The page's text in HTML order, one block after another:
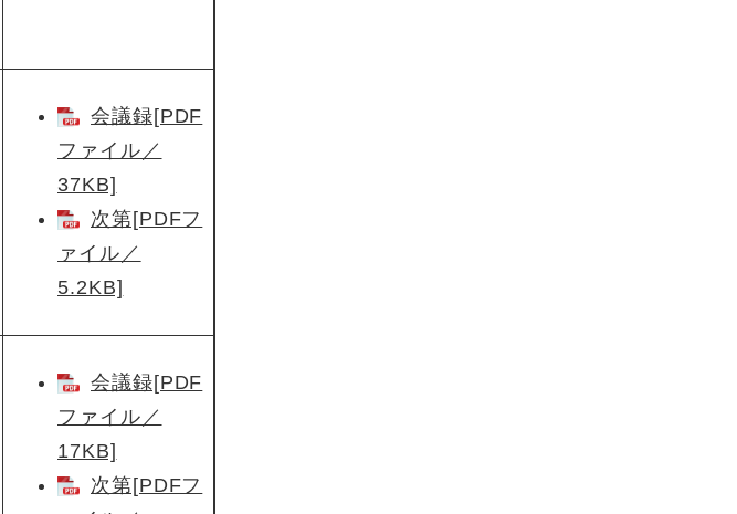
会議録[PDF
ファイル／
37KB]
次第[PDFフ
ァイル／
5.2KB]
会議録[PDF
ファイル／
17KB]
次第[PDFフ